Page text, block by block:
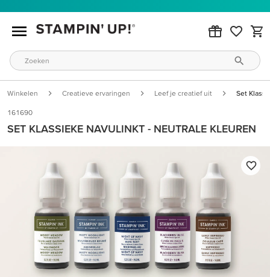
Winkelen Creatieve ervaringen Leef je creatief uit Set
161690
SET KLASSIEKE NAVULINKT - NEUTRALE KLEUREN